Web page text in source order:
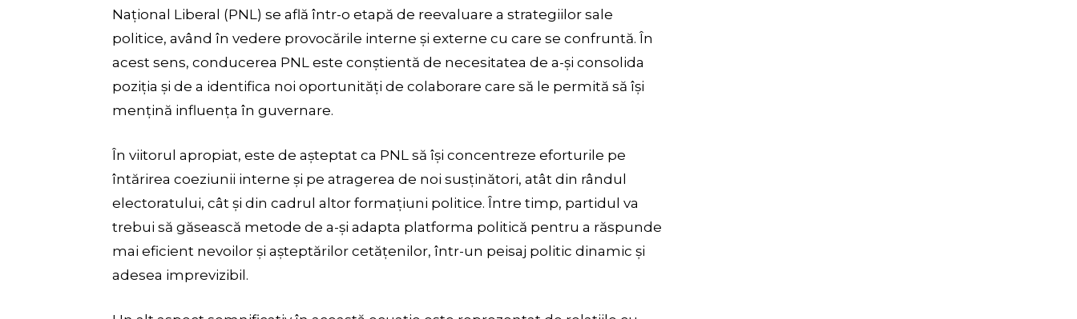
Național Liberal (PNL) se află într-o etapă de reevaluare a strategiilor sale
politice, având în vedere provocările interne și externe cu care se confruntă. În
acest sens, conducerea PNL este conștientă de necesitatea de a-și consolida
poziția și de a identifica noi oportunități de colaborare care să le permită să își
mențină influența în guvernare.
În viitorul apropiat, este de așteptat ca PNL să își concentreze eforturile pe
întărirea coeziunii interne și pe atragerea de noi susținători, atât din rândul
electoratului, cât și din cadrul altor formațiuni politice. Între timp, partidul va
trebui să găsească metode de a-și adapta platforma politică pentru a răspunde
mai eficient nevoilor și așteptărilor cetățenilor, într-un peisaj politic dinamic și
adesea imprevizibil.